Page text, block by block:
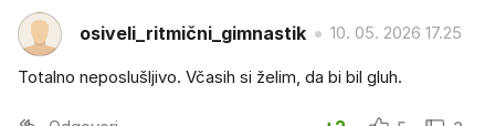
osiveli_ritmični_gimnastik 10. 05. 2026 17.25
Totalno neposlušljivo. Včasih si želim, da bi bil gluh.